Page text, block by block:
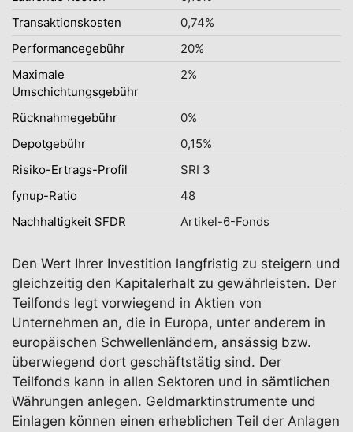
Transaktionskosten
0,74%
Performancegebühr
20%
Maximale
Umschichtungsgebühr
2%
Rücknahmegebühr
0%
Depotgebühr
0,15%
Risiko-Ertrags-Profil
SRI 3
fynup-Ratio
48
Nachhaltigkeit SFDR
Artikel-6-Fonds
Den Wert Ihrer Investition langfristig zu steigern und
gleichzeitig den Kapitalerhalt zu gewährleisten. Der
Teilfonds legt vorwiegend in Aktien von
Unternehmen an, die in Europa, unter anderem in
europäischen Schwellenländern, ansässig bzw.
überwiegend dort geschäftstätig sind. Der
Teilfonds kann in allen Sektoren und in sämtlichen
Währungen anlegen. Geldmarktinstrumente und
Einlagen können einen erheblichen Teil der Anlagen